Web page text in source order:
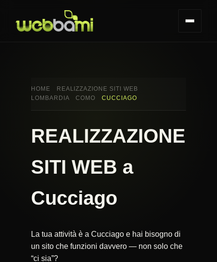
HOME
REALIZZAZIONE SITI WEB
LOMBARDIA
COMO CUCCIAGO
REALIZZAZIONE
SITI WEB a
Cucciago
La tua attività è a Cucciago e hai bisogno di
un sito che funzioni davvero — non solo che
“ci sia”?